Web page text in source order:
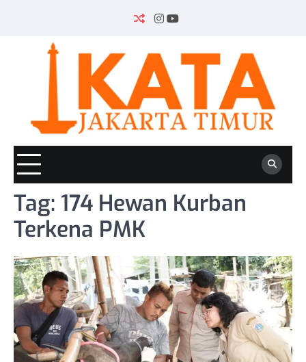
INSTAGRAM
YOUTUBE
Tag: 174 Hewan Kurban
Terkena PMK